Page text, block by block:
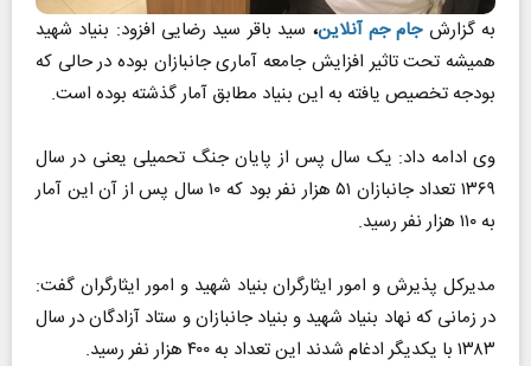
به گزارش جام جم آنلاین، سید باقر سید رضایی افزود: بنیاد شهید
همیشه تحت تاثیر افزایش جامعه آماری جانبازان بوده در حالی که
بودجه تخصیص یافته به این بنیاد مطابق آمار گذشته بوده است.
وی ادامه داد: یک سال پس از پایان جنگ تحمیلی یعنی در سال
۱۳۶۹ تعداد جانبازان ۵۱ هزار نفر بود که ۱۰ سال پس از آن این آمار
به ۱۱۰ هزار نفر رسید.
مدیرکل پذیرش و امور ایثارگران بنیاد شهید و امور ایثارگران گفت:
در زمانی که نهاد بنیاد شهید و بنیاد جانبازان و ستاد آزادگان در سال
۱۳۸۳ با یکدیگر ادغام شدند این تعداد به ۴۰۰ هزار نفر رسید.